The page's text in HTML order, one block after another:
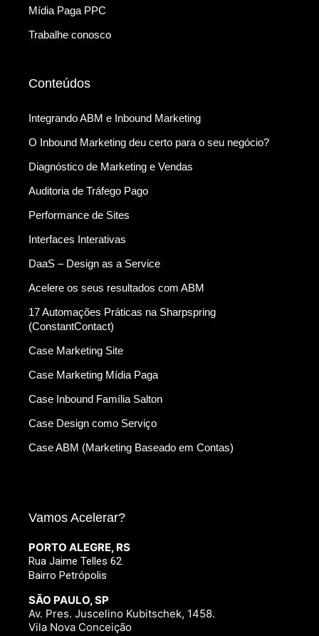
Mídia Paga PPC
Trabalhe conosco
Conteúdos
Integrando ABM e Inbound Marketing
O Inbound Marketing deu certo para o seu negócio?
Diagnóstico de Marketing e Vendas
Auditoria de Tráfego Pago
Performance de Sites
Interfaces Interativas
DaaS – Design as a Service
Acelere os seus resultados com ABM
17 Automações Práticas na Sharpspring
(ConstantContact)
Case Marketing Site
Case Marketing Mídia Paga
Case Inbound Família Salton
Case Design como Serviço
Case ABM (Marketing Baseado em Contas)
Vamos Acelerar?
PORTO ALEGRE, RS
Rua Jaime Telles 62.
Bairro Petrópolis
SÃO PAULO, SP
Av. Pres. Juscelino Kubitschek, 1458.
Vila Nova Conceição